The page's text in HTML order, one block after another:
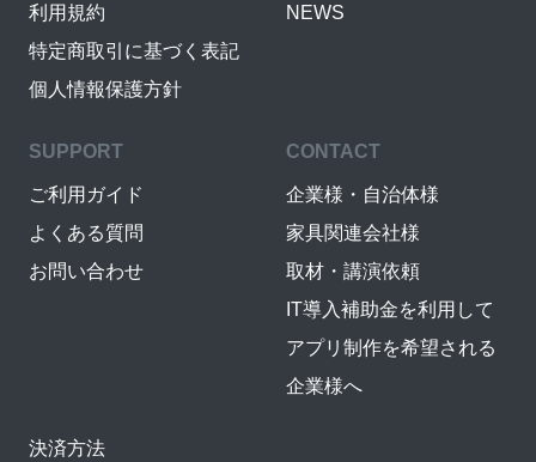
利用規約
特定商取引に基づく表記
個人情報保護方針
NEWS
SUPPORT
ご利用ガイド
よくある質問
お問い合わせ
CONTACT
企業様・自治体様
家具関連会社様
取材・講演依頼
IT導入補助金を利用して
アプリ制作を希望される
企業様へ
決済方法